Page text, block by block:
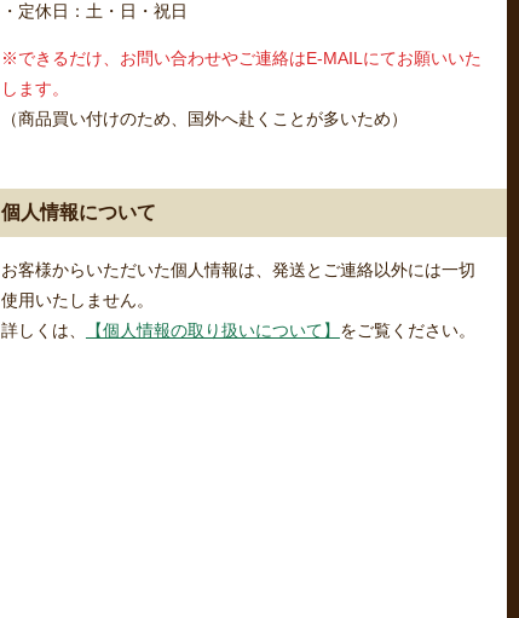
・定休日：土・日・祝日
※できるだけ、お問い合わせやご連絡はE-MAILにてお願いいた
します。
（商品買い付けのため、国外へ赴くことが多いため）
個人情報について
お客様からいただいた個人情報は、発送とご連絡以外には一切
使用いたしません。
詳しくは、
【個人情報の取り扱いについて】 をご覧ください。